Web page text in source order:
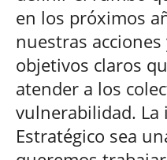
en los próximos
nuestras
objetivos claros
atender a los
vulnerabilidad. La
Estratégico sea